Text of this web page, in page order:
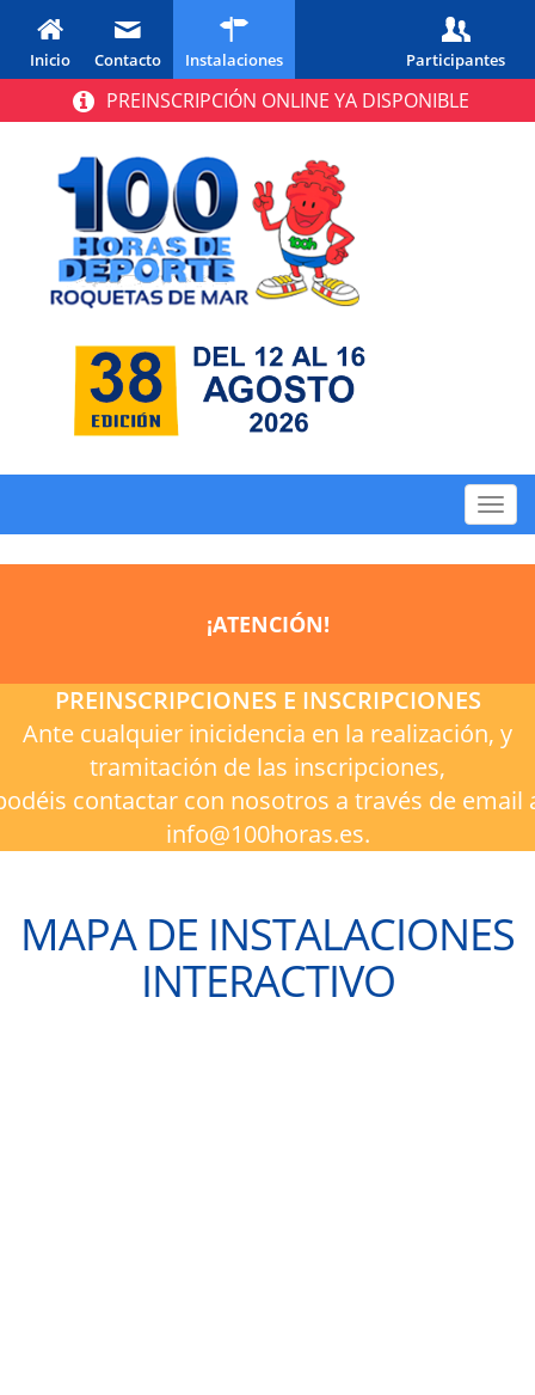
Inicio Contacto Instalaciones Participantes
PREINSCRIPCIÓN ONLINE YA DISPONIBLE
¡ATENCIÓN!
PREINSCRIPCIONES E INSCRIPCIONES
Ante cualquier inicidencia en la realización, y
tramitación de las inscripciones,
contactar con nosotros a través de email
info@100horas.es.
MAPA DE INSTALACIONES
INTERACTIVO